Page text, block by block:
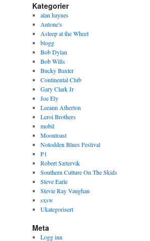
Kategorier
alan haynes
Antone's
Asleep at the Wheel
blogg
Bob Dylan
Bob Wills
Bucky Baxter
Continental Club
Gary Clark Jr
Joe Ely
Leeann Atherton
Leroi Brothers
mobil
Moontoast
Notodden Blues Festival
P1
Robert Sætervik
Southern Culture On The Skids
Steve Earle
Stevie Ray Vaughan
sxsw
Ukategorisert
Meta
Logg inn